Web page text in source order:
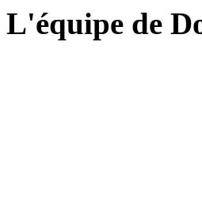
L'équipe de